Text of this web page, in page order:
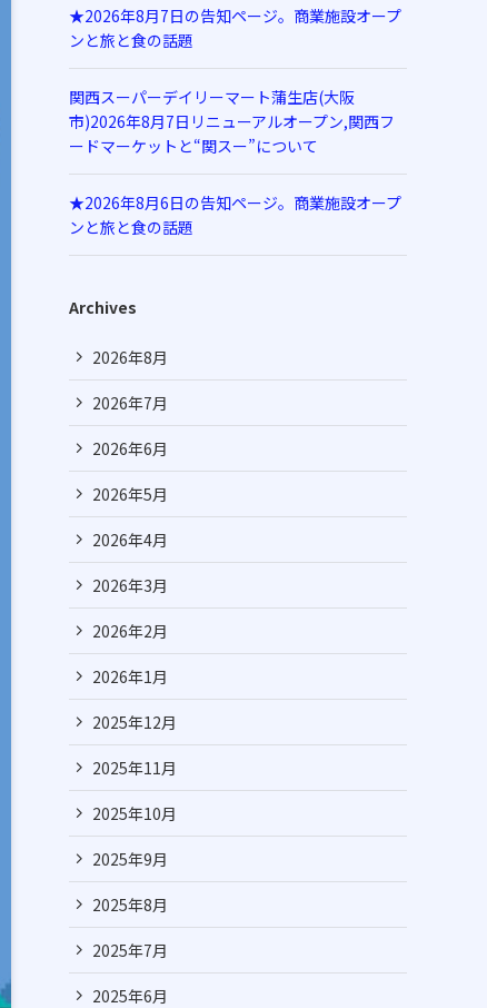
★2026年8月7日の告知ページ。商業施設オープ
ンと旅と食の話題
関西スーパーデイリーマート蒲生店(大阪
市)2026年8月7日リニューアルオープン,関西フ
ードマーケットと“関スー”について
★2026年8月6日の告知ページ。商業施設オープ
ンと旅と食の話題
Archives
2026年8月
2026年7月
2026年6月
2026年5月
2026年4月
2026年3月
2026年2月
2026年1月
2025年12月
2025年11月
2025年10月
2025年9月
2025年8月
2025年7月
2025年6月